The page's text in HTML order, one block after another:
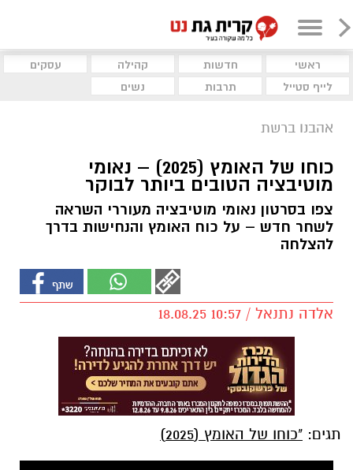
ראשי חדשות קהילה
עסקים
לייף סטייל
תרבות נשים
אהבנו ברשת
כוחו של האומץ (2025) – נאומי
מוטיבציה הטובים ביותר לבוקר
צפו בסרטון נאומי מוטיבציה מעוררי השראה
לשחר חדש – על כוח האומץ והנחישות בדרך
להצלחה
אלדה נתנאל / 10:57 18.08.25
תגים: "כוחו של האומץ (2025)